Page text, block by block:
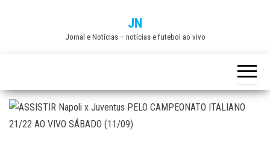
JN
Jornal e Notícias – notícias e futebol ao vivo